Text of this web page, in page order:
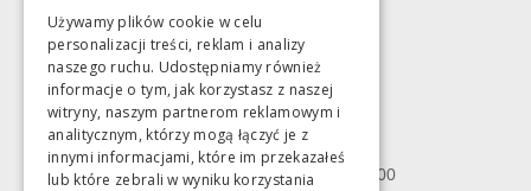
Magazyn
Bartycka 24/26 Hala 100
00-716 Warszawa
poniedziałek - piątek 10:00 - 18:00
Używamy plików cookie w celu
personalizacji treści, reklam i analizy
naszego ruchu. Udostępniamy również
informacje o tym, jak korzystasz z naszej
witryny, naszym partnerom reklamowym i
analitycznym, którzy mogą łączyć je z
innymi informacjami, które im przekazałeś
lub które zebrali w wyniku korzystania